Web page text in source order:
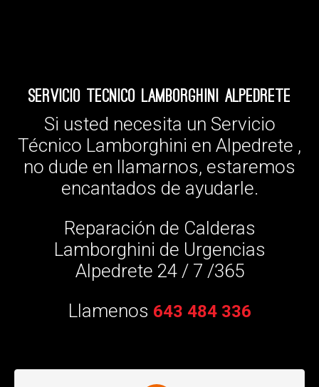
Servicio Tecnico Lamborghini Alpedrete
Si usted necesita un Servicio
Técnico Lamborghini en Alpedrete ,
no dude en llamarnos, estaremos
encantados de ayudarle.
Reparación de Calderas
Lamborghini de Urgencias
Alpedrete 24 / 7 /365
Llamenos 643 484 336